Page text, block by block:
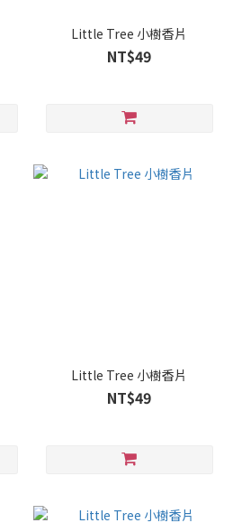
Little Tree 小樹香片
NT$49
Little Tree 小樹香片
NT$49